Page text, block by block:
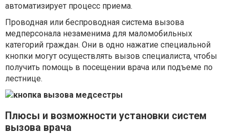
автоматизирует процесс приема.
Проводная или беспроводная система вызова
медперсонала незаменима для маломобильных
категорий граждан. Они в одно нажатие специальной
кнопки могут осуществлять вызов специалиста, чтобы
получить помощь в посещении врача или подъеме по
лестнице.
Плюсы и возможности установки систем
вызова врача